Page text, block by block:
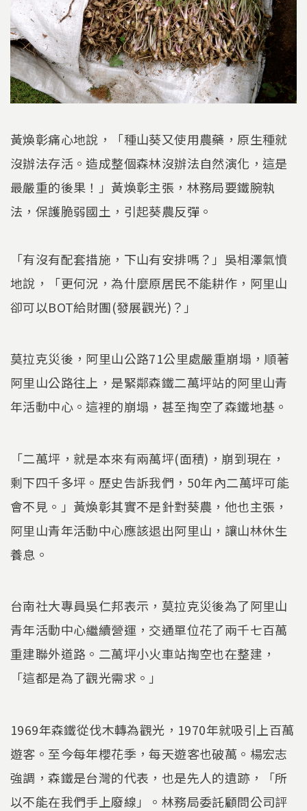
黃煥彰痛心地說，「種山葵又使用農藥，原生種就
沒辦法存活。造成整個森林沒辦法自然演化，這是
最嚴重的後果！」黃煥彰主張，林務局要鐵腕執
法，保護脆弱國土，引起葵農反彈。
「有沒有配套措施，下山有安排嗎？」吳相澤氣憤
地說，「更何況，為什麼原居民不能耕作，阿里山
卻可以BOT給財團(發展觀光)？」
莫拉克災後，阿里山公路71公里處嚴重崩塌，順著
阿里山公路往上，是緊鄰森鐵二萬坪站的阿里山青
年活動中心。這裡的崩塌，甚至掏空了森鐵地基。
「二萬坪，就是本來有兩萬坪(面積)，崩到現在，
剩下四千多坪。歷史告訴我們，50年內二萬坪可能
會不見。」黃煥彰其實不是針對葵農，他也主張，
阿里山青年活動中心應該退出阿里山，讓山林休生
養息。
台南社大專員吳仁邦表示，莫拉克災後為了阿里山
青年活動中心繼續營運，交通單位花了兩千七百萬
重建聯外道路。二萬坪小火車站掏空也在整建，
「這都是為了觀光需求。」
1969年森鐵從伐木轉為觀光，1970年就吸引上百萬
遊客。至今每年櫻花季，每天遊客也破萬。楊宏志
強調，森鐵是台灣的代表，也是先人的遺跡，「所
以不能在我們手上廢線」。林務局委託顧問公司評